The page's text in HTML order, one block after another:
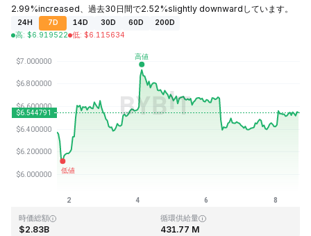
2.99%increased、過去30日間で2.52%slightly downwardしています。
24H 7D 14D 30D 60D
200D
高: $6.919522 低: $6.115634
最終更新日時：2026-08-08、15:29 GMT+0
時価総額
$2.83B
循環供給量
431.77 M